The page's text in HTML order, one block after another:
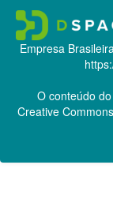
Empresa
O conteúdo
Creative Commons